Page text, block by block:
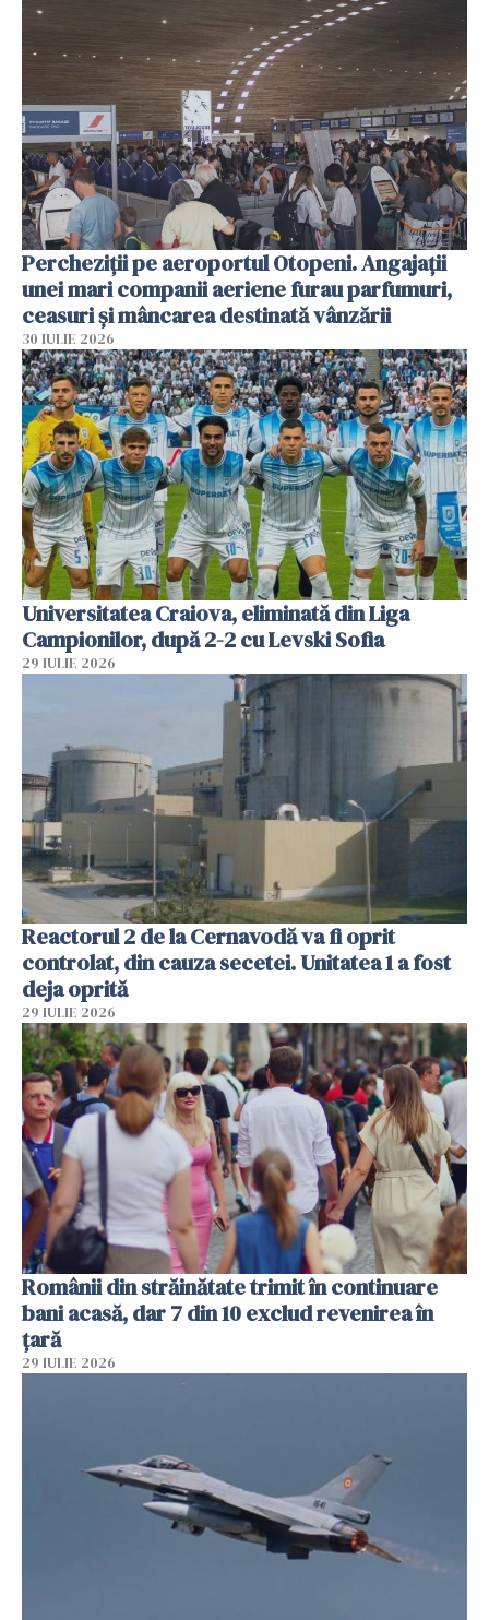
Percheziții pe aeroportul Otopeni. Angajații
unei mari companii aeriene furau parfumuri,
ceasuri și mâncarea destinată vânzării
30 IULIE 2026
Universitatea Craiova, eliminată din Liga
Campionilor, după 2-2 cu Levski Sofia
29 IULIE 2026
Reactorul 2 de la Cernavodă va fi oprit
controlat, din cauza secetei. Unitatea 1 a fost
deja oprită
29 IULIE 2026
Românii din străinătate trimit în continuare
bani acasă, dar 7 din 10 exclud revenirea în
țară
29 IULIE 2026